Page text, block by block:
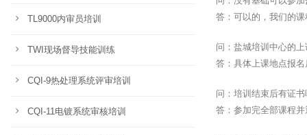
答：可以的，我们的
问：盐城培训中心的
答：具体上课地点报
问：培训结束后有证书
答：参加完全部课程
TL9000内审员培训
TWI现场督导技能训练
CQI-9热处理系统评审培训
CQI-11电镀系统审核培训